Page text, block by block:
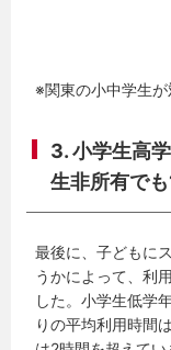
※関東の小中学生が
3. 小学生高
生非所有で
最後に、子どもに
うかによって、利
した。小学生低学
りの平均利用時間